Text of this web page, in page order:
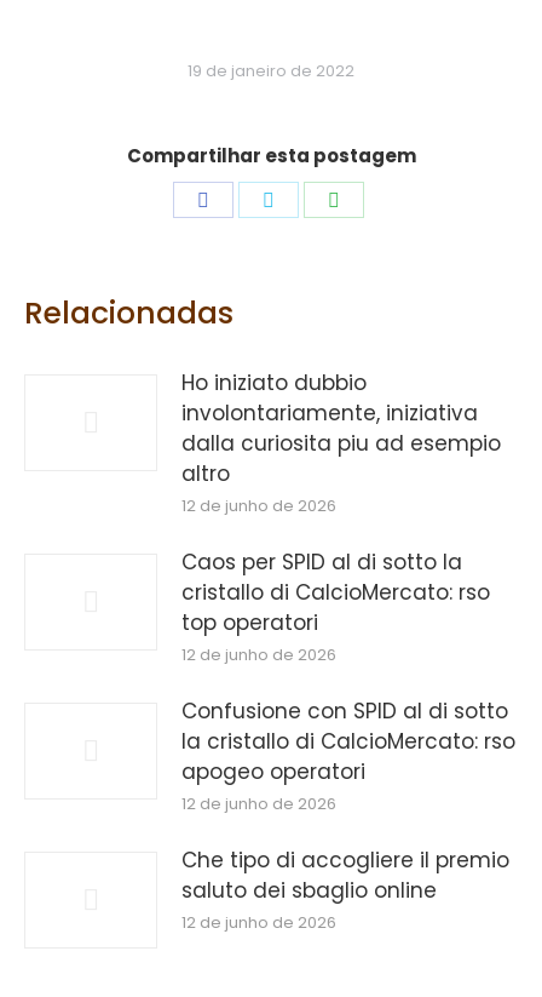
19 de janeiro de 2022
Compartilhar esta postagem
Relacionadas
Ho iniziato dubbio
involontariamente, iniziativa
dalla curiosita piu ad esempio
altro
12 de junho de 2026
Caos per SPID al di sotto la
cristallo di CalcioMercato: rso
top operatori
12 de junho de 2026
Confusione con SPID al di sotto
la cristallo di CalcioMercato: rso
apogeo operatori
12 de junho de 2026
Che tipo di accogliere il premio
saluto dei sbaglio online
12 de junho de 2026